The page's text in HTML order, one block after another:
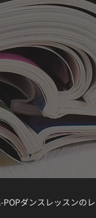
POPダンスレッスンの